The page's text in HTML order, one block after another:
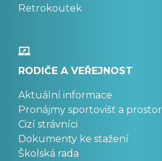
Retrokoutek
RODIČE A VEŘEJNOST
Aktuální informace
Pronájmy sportovišť a prostor
Cizí strávníci
Dokumenty ke stažení
Školská rada